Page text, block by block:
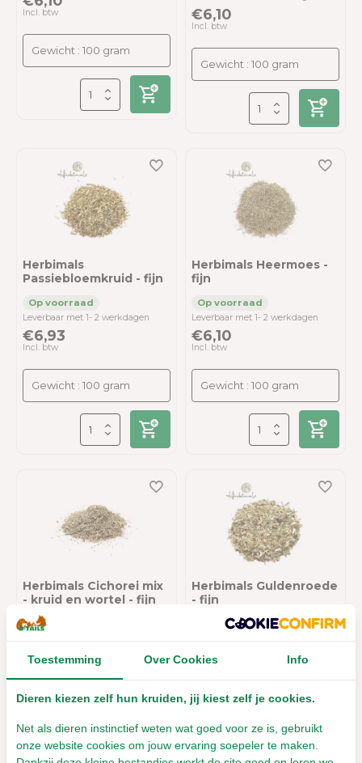
Incl. btw €6,10
Incl. btw
Herbimals
Passiebloemkruid - fijn
Leverbaar met 1- 2 werkdagen
€6,93
Incl. btw
Herbimals Heermoes -
fijn
Leverbaar met 1- 2 werkdagen
€6,10
Incl. btw
Herbimals Cichorei mix
- kruid en wortel - fijn
Leverbaar met 1- 2 werkdagen
€5,67
Herbimals Guldenroede
- fijn
Leverbaar met 1- 2 werkdagen
€3,59
Toestemming Over Cookies Info
Dieren kiezen zelf hun kruiden, jij kiest zelf je cookies.
Net als dieren instinctief weten wat goed voor ze is, gebruikt
onze website cookies om jouw ervaring soepeler te maken.